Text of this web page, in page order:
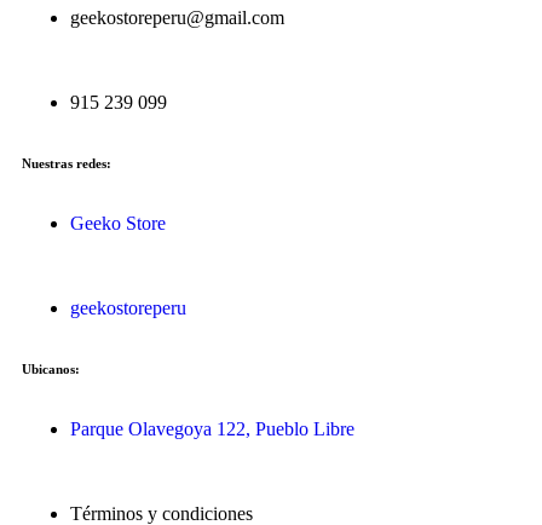
geekostoreperu@gmail.com
915 239 099
Nuestras redes:
Geeko Store
geekostoreperu
Ubicanos:
Parque Olavegoya 122, Pueblo Libre
Términos y condiciones